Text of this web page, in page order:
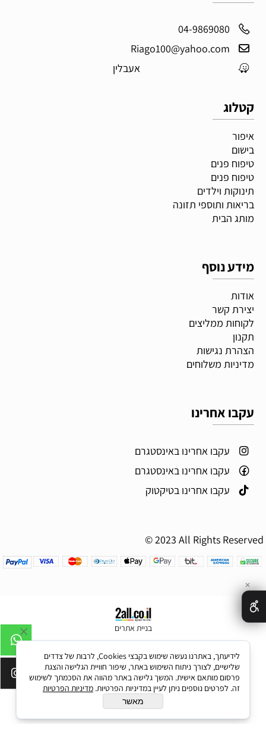
04-9869080
Riago100@yahoo.com
אעבלין
קטלוג
איפור
בישום
טיפוח פנים
טיפוח פנים
תינוקות וילדים
בריאות ותוספי תזונה
מותג הבית
מידע נוסף
אודות
יצירת קשר
לקוחות ממליצים
תקנון
הצהרת נגישות
מדיניות משלוחים
עקבו אחרינו
עקבו אחרינו באינסטגרם
עקבו אחרינו באינסטגרם
עקבו אחרינו בטיקטוק
© 2023 All Rights Reserved
בניית אתרים
✕
לידיעתך, באתרנו נעשה שימוש בקבצי Cookies, לרבות של צדדים
שלישיים, לצורך ניתוח השימוש באתר, שיפור חוויית הגלישה והצגת
פרסום מותאם אישית. המשך גלישה באתר מהווה את הסכמתך לשימוש
זה. לפרטים נוספים ניתן לעיין במדיניות הפרטיות. מדיניות הפרטיות
מאשר